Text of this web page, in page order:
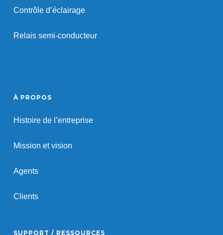
Contrôle d’éclairage
Relais semi-conducteur
À PROPOS
Histoire de l’entreprise
Mission et vision
Agents
Clients
SUPPORT / RESSOURCES